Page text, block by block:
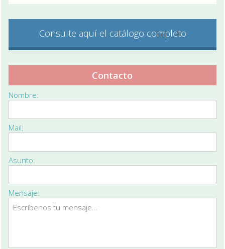
Consulte aquí el catálogo completo
Contacto
Nombre:
Mail:
Asunto:
Mensaje: